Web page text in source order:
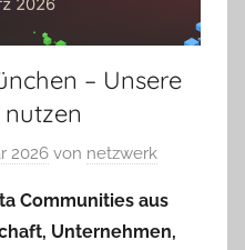
– Unsere
2026 von netzwerk
Communities aus
Unternehmen,